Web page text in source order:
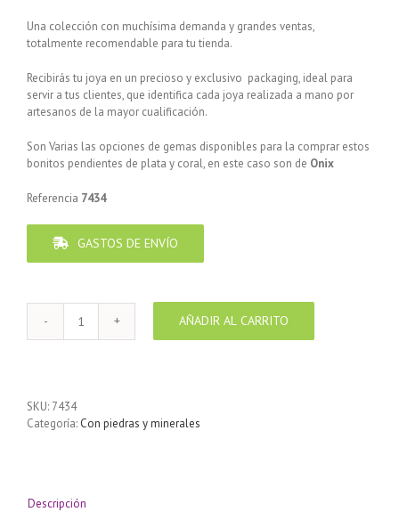
Una colección con muchísima demanda y grandes ventas,
totalmente recomendable para tu tienda.
Recibirás tu joya en un precioso y exclusivo packaging, ideal para
servir a tus clientes, que identifica cada joya realizada a mano por
artesanos de la mayor cualificación.
Son Varias las opciones de gemas disponibles para la comprar estos
bonitos pendientes de plata y coral, en este caso son de Onix
Referencia 7434
GASTOS DE ENVÍO
Pendiente
Plata
realizado
AÑADIR AL CARRITO
SKU: 7434
Categoría: Con piedras y minerales
Descripción